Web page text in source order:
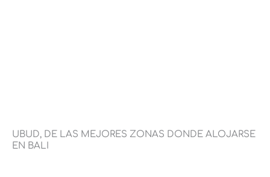
UBUD, DE LAS MEJORES ZONAS DONDE ALOJARSE
EN BALI